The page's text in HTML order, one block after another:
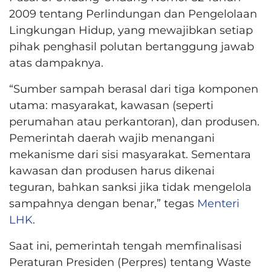
2009 tentang Perlindungan dan Pengelolaan
Lingkungan Hidup, yang mewajibkan setiap
pihak penghasil polutan bertanggung jawab
atas dampaknya.
“Sumber sampah berasal dari tiga komponen
utama: masyarakat, kawasan (seperti
perumahan atau perkantoran), dan produsen.
Pemerintah daerah wajib menangani
mekanisme dari sisi masyarakat. Sementara
kawasan dan produsen harus dikenai
teguran, bahkan sanksi jika tidak mengelola
sampahnya dengan benar,” tegas Menteri
LHK.
Saat ini, pemerintah tengah memfinalisasi
Peraturan Presiden (Perpres) tentang Waste